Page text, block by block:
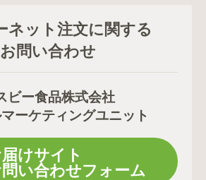
ネット注文に関する
お問い合わせ
ビー食品株式会社
ーケティングユニット
けサイト
い合わせフォーム